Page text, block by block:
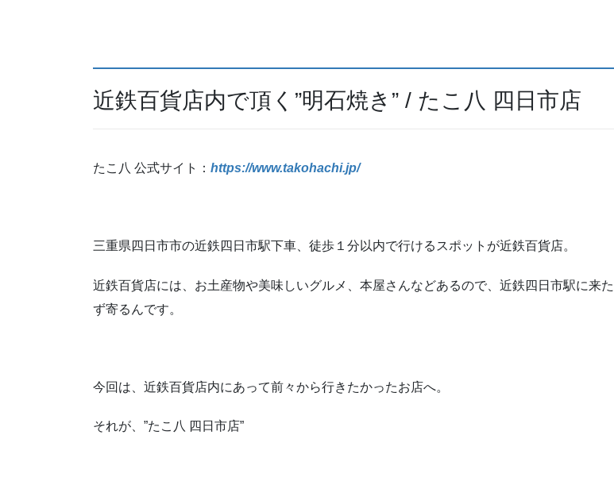
近鉄百貨店内で頂く”明石焼き” / たこ八 四日市店
たこ八 公式サイト： https://www.takohachi.jp/
三重県四日市市の近鉄四日市駅下車、徒歩１分以内で行けるスポットが近鉄百貨店。
近鉄百貨店には、お土産物や美味しいグルメ、本屋さんなどあるので、近鉄四日市駅に来
ず寄るんです。
今回は、近鉄百貨店内にあって前々から行きたかったお店へ。
それが、”たこ八 四日市店”